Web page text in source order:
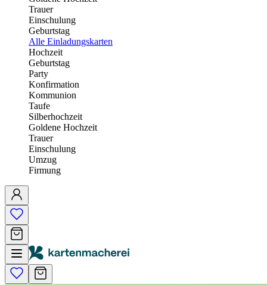
Trauer
Einschulung
Geburtstag
Alle Einladungskarten
Hochzeit
Geburtstag
Party
Konfirmation
Kommunion
Taufe
Silberhochzeit
Goldene Hochzeit
Trauer
Einschulung
Umzug
Firmung